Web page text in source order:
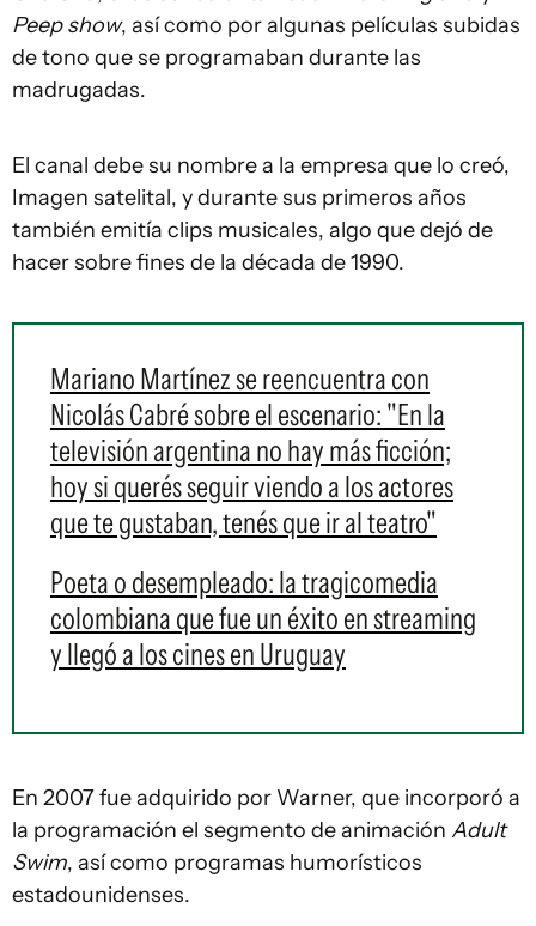
Peep show, así como por algunas películas subidas
de tono que se programaban durante las
madrugadas.
El canal debe su nombre a la empresa que lo creó,
Imagen satelital, y durante sus primeros años
también emitía clips musicales, algo que dejó de
hacer sobre fines de la década de 1990.
Mariano Martínez se reencuentra con
Nicolás Cabré sobre el escenario: "En la
televisión argentina no hay más ficción;
hoy si querés seguir viendo a los actores
que te gustaban, tenés que ir al teatro"
Poeta o desempleado: la tragicomedia
colombiana que fue un éxito en streaming
y llegó a los cines en Uruguay
En 2007 fue adquirido por Warner, que incorporó a
la programación el segmento de animación Adult
Swim, así como programas humorísticos
estadounidenses.